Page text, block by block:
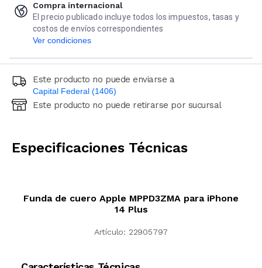
Compra internacional
El precio publicado incluye todos los impuestos, tasas y
costos de envíos correspondientes
Ver condiciones
Este producto no puede enviarse a
Capital Federal (1406)
Ingresá código postal (sólo números)
Este producto no puede retirarse por sucursal
Especificaciones Técnicas
Funda de cuero Apple MPPD3ZMA para iPhone
14 Plus
Artículo: 22905797